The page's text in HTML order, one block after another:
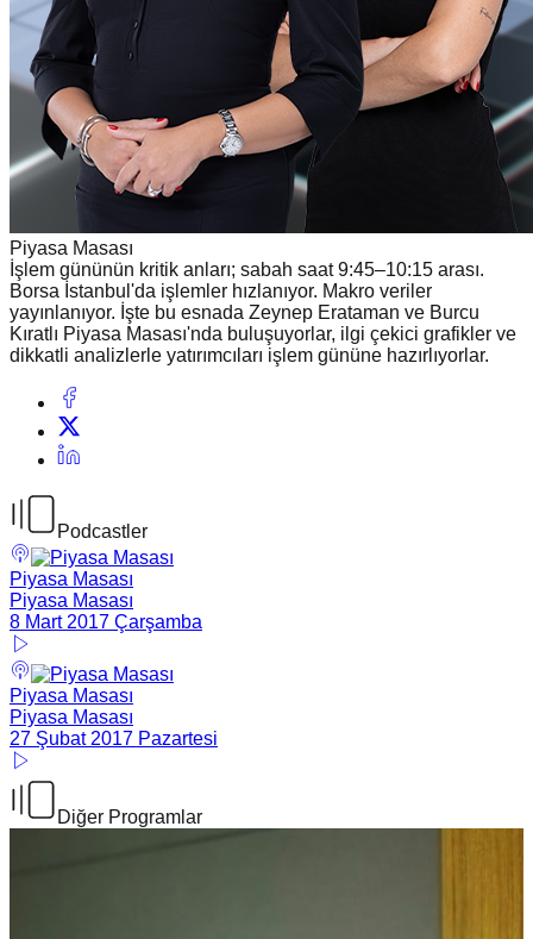
Piyasa Masası
İşlem gününün kritik anları; sabah saat 9:45–10:15 arası.
Borsa İstanbul'da işlemler hızlanıyor. Makro veriler
yayınlanıyor. İşte bu esnada Zeynep Erataman ve Burcu
Kıratlı Piyasa Masası'nda buluşuyorlar, ilgi çekici grafikler ve
dikkatli analizlerle yatırımcıları işlem gününe hazırlıyorlar.
Podcastler
Piyasa Masası
Piyasa Masası
8 Mart 2017 Çarşamba
Piyasa Masası
Piyasa Masası
27 Şubat 2017 Pazartesi
Diğer Programlar